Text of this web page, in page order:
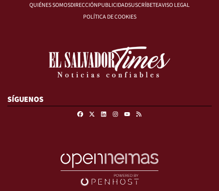
QUIÉNES SOMOSDIRECCIÓNPUBLICIDADSUSCRÍBETEAVISO LEGAL
POLÍTICA DE COOKIES
SÍGUENOS
FacebookLinkedinInstagram